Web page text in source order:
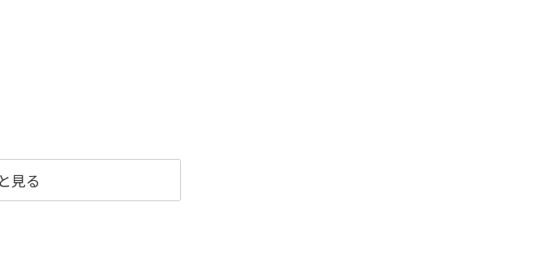
見る